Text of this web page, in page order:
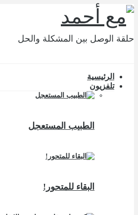
حلقة الوصل بين المشكلة والحل
الرئيسية
تلفزيون
الطبيب المستعجل
البقاء للمتحور!